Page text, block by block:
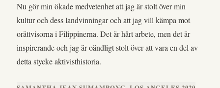
Nu gör min ökade medvetenhet att jag är stolt över min
kultur och dess landvinningar och att jag vill kämpa mot
orättvisorna i Filippinerna. Det är hårt arbete, men det är
inspirerande och jag är oändligt stolt över att vara en del av
detta stycke aktivisthistoria.